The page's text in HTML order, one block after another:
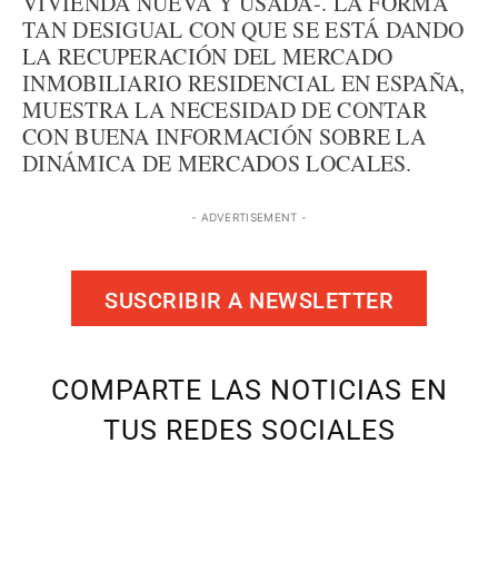
TAN DESIGUAL CON QUE SE ESTÁ DANDO
LA RECUPERACIÓN DEL MERCADO
INMOBILIARIO RESIDENCIAL EN ESPAÑA,
MUESTRA LA NECESIDAD DE CONTAR
CON BUENA INFORMACIÓN SOBRE LA
DINÁMICA DE MERCADOS LOCALES.
- ADVERTISEMENT -
SUSCRIBIR A NEWSLETTER
COMPARTE LAS NOTICIAS EN
TUS REDES SOCIALES